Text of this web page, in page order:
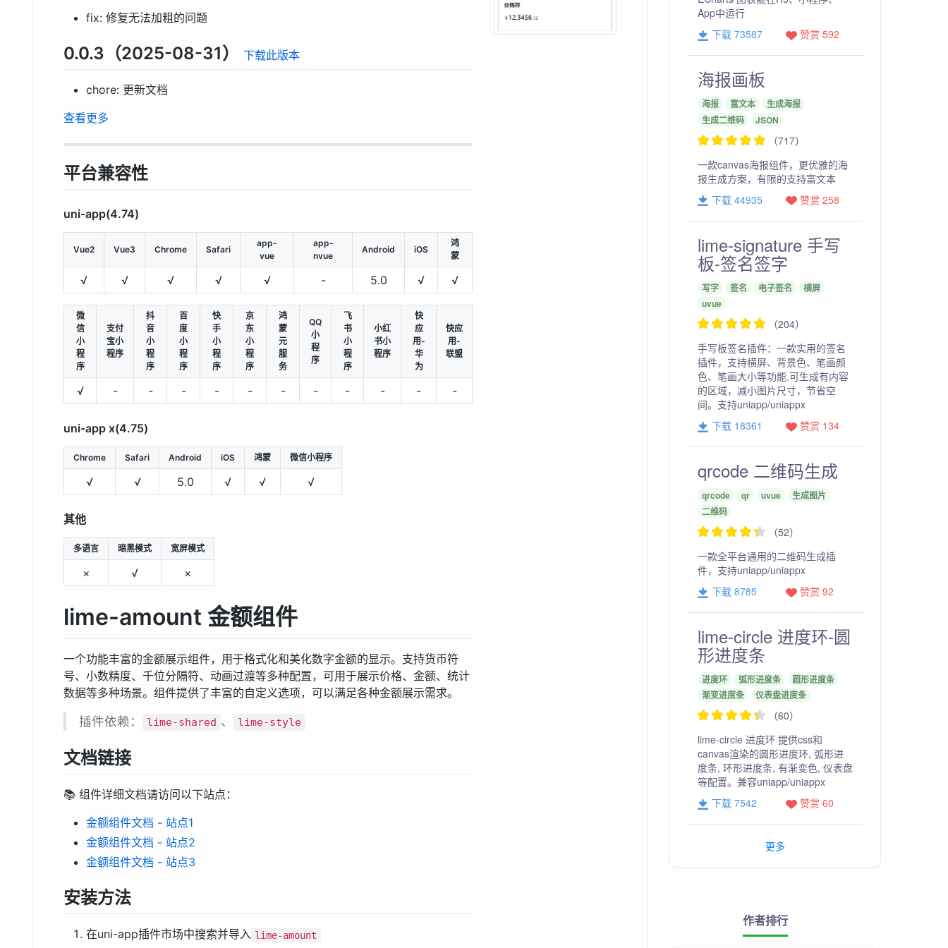
fix: 修复无法加粗的问题
0.0.3（2025-08-31） 下载此版本
chore: 更新文档
查看更多
平台兼容性
uni-app(4.74)
Vue2 Vue3 Chrome Safari
app-
vue
app-
nvue
Android iOS
鸿
蒙
√ √ √ √ √ - 5.0 √ √
微
信
小
程
序
支付
宝小
程序
抖
音
小
程
序
百
度
小
程
序
快
手
小
程
序
京
东
小
程
序
鸿
蒙
元
服
务
QQ
小
程
序
飞
书
小
程
序
小红
书小
程序
快
应
用-
华
为
快应
用-
联盟
√ - - - - - - - - - - -
uni-app x(4.75)
Chrome Safari Android iOS 鸿蒙 微信小程序
√ √ 5.0 √ √ √
其他
多语言 暗黑模式 宽屏模式
× √ ×
lime-amount 金额组件
一个功能丰富的金额展示组件，用于格式化和美化数字金额的显示。支持货币符
号、小数精度、千位分隔符、动画过渡等多种配置，可用于展示价格、金额、统计
数据等多种场景。组件提供了丰富的自定义选项，可以满足各种金额展示需求。
插件依赖： lime-shared 、 lime-style
文档链接
📚 组件详细文档请访问以下站点：
金额组件文档 - 站点1
金额组件文档 - 站点2
金额组件文档 - 站点3
安装方法
在uni-app插件市场中搜索并导入 lime-amount
App中运行
下载 73587
赞赏 592
海报画板
海报 富文本
生成海报
生成二维码
JSON
（717）
一款canvas海报组件，更优雅的海
报生成方案，有限的支持富文本
下载 44935
赞赏 258
lime-signature 手写
板-签名签字
写字 签名 电子签名
横屏
uvue
（204）
手写板签名插件：一款实用的签名
插件，支持横屏、背景色、笔画颜
色、笔画大小等功能,可生成有内容
的区域，减小图片尺寸，节省空
间。支持uniapp/uniappx
下载 18361
赞赏 134
qrcode 二维码生成
qrcode qr uvue
生成图片
二维码
（52）
一款全平台通用的二维码生成插
件，支持uniapp/uniappx
下载 8785
赞赏 92
lime-circle 进度环-圆
形进度条
进度环 弧形进度条
圆形进度条
渐变进度条
仪表盘进度条
（60）
lime-circle 进度环 提供css和
canvas渲染的圆形进度环, 弧形进
度条, 环形进度条, 有渐变色, 仪表盘
等配置。兼容uniapp/uniappx
下载 7542
赞赏 60
更多
作者排行